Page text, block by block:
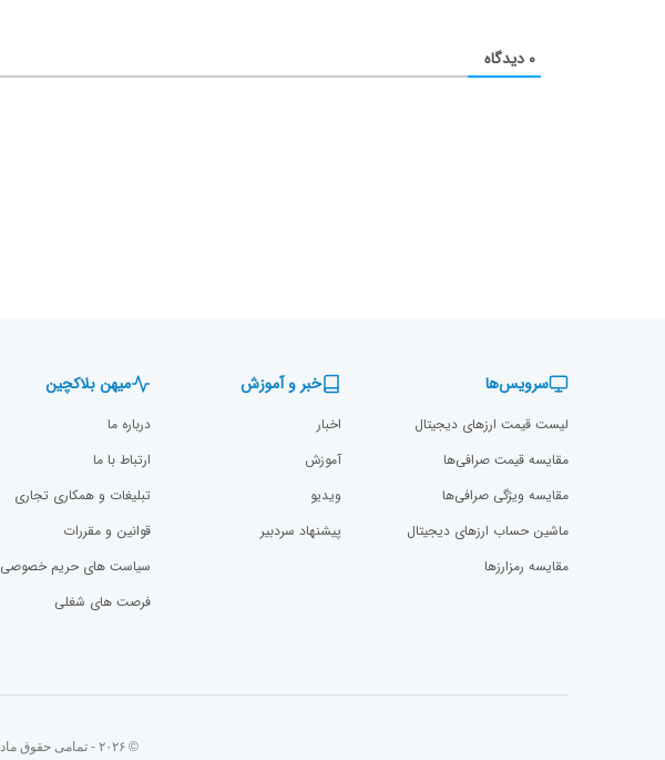
۰ دیدگاه
سرویس‌ها
لیست قیمت ارزهای دیجیتال
مقایسه قیمت صرافی‌ها
مقایسه ویژگی صرافی‌ها
ماشین حساب ارزهای دیجیتال
مقایسه رمزارز‌ها
خبر و آموزش
اخبار
آموزش
ویدیو
پیشنهاد سردبیر
میهن بلاکچین
درباره ما
ارتباط با ما
تبلیغات و همکاری تجاری
قوانین و مقررات
سیاست های حریم خصوصی
فرصت های شغلی
© ۲۰۲۶ - تمامی حقوق مادی و معنوی این وبسایت نزد میهن بلاکچین محفوظ است.